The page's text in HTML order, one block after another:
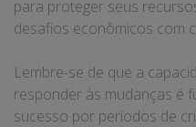
para proteger seus
desafios econômicos com
Lembre-se de que a
responder às mudanças é
sucesso por períodos de